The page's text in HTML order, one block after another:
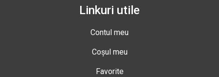
Linkuri utile
Contul meu
Coșul meu
Favorite